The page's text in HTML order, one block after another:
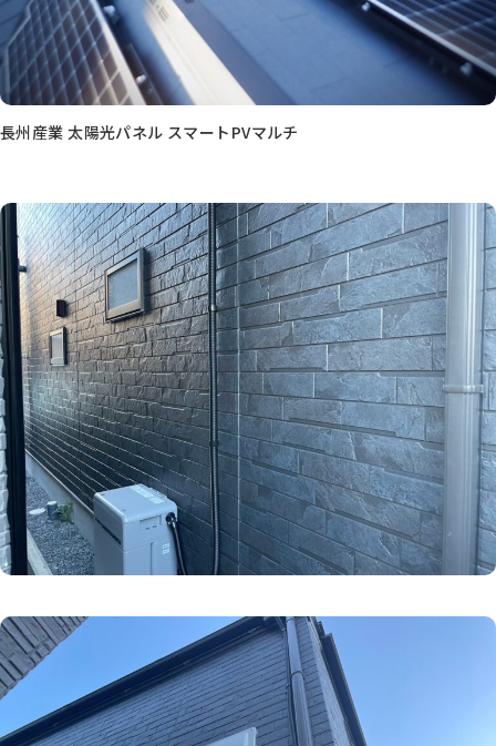
長州産業 太陽光パネル スマートPVマルチ